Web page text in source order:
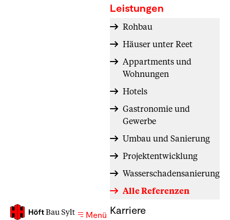
Menü
Leistungen
Rohbau
Häuser unter Reet
Appartments und
Wohnungen
Hotels
Gastronomie und
Gewerbe
Umbau und Sanierung
Projektentwicklung
Wasserschadensanierung
Alle Referenzen
Karriere